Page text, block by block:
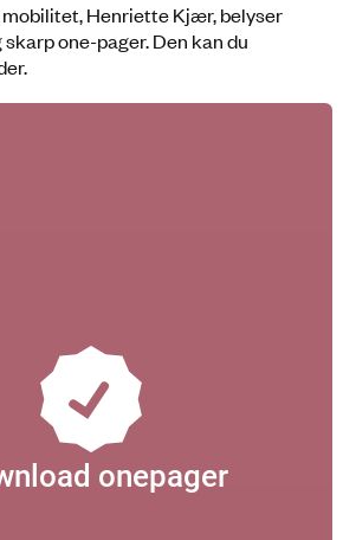
Henriette Kjær, belyser
one-pager. Den kan du